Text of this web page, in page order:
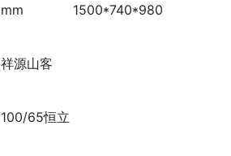
mm 1500*740*980
祥源山客
100/65恒立